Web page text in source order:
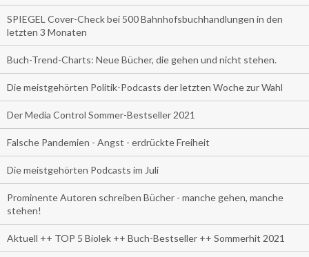
SPIEGEL Cover-Check bei 500 Bahnhofsbuchhandlungen in den
letzten 3 Monaten
Buch-Trend-Charts: Neue Bücher, die gehen und nicht stehen.
Die meistgehörten Politik-Podcasts der letzten Woche zur Wahl
Der Media Control Sommer-Bestseller 2021
Falsche Pandemien - Angst - erdrückte Freiheit
Die meistgehörten Podcasts im Juli
Prominente Autoren schreiben Bücher - manche gehen, manche
stehen!
Aktuell ++ TOP 5 Biolek ++ Buch-Bestseller ++ Sommerhit 2021